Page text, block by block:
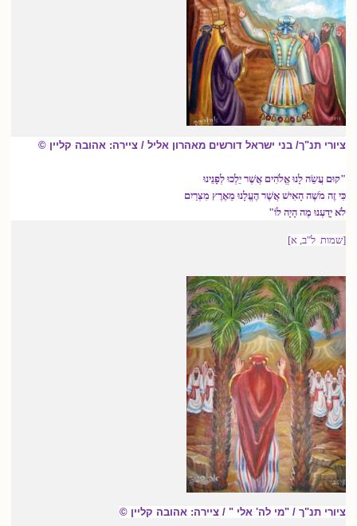
ציורי תנ"ך/ בני ישראל דורשים מאהרון אליל / ציירה: אהובה קליין ©
"קוּם עֲשֵׂה לָנוּ אֱלֹהִים אֲשֶׁר יֵלְכוּ לְפָנֵינוּ
כִּי זֶה מֹשֶׁה הָאִישׁ אֲשֶׁר הֶעֱלָנוּ מֵאֶרֶץ מִצְרַיִם
לֹא יָדַעְנוּ מֶה הָיָה לוֹ"
[שמות ל"ב, א]
ציורי תנ"ך / "מי לה' אלי " / ציירה: אהובה קליין ©